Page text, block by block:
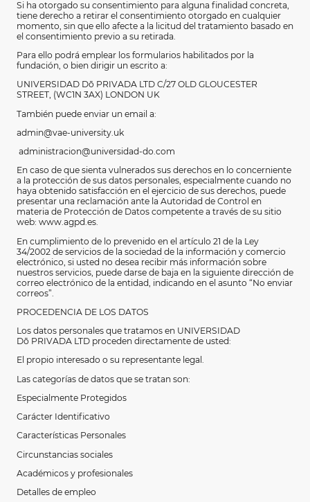
Si ha otorgado su consentimiento para alguna finalidad concreta,
tiene derecho a retirar el consentimiento otorgado en cualquier
momento, sin que ello afecte a la licitud del tratamiento basado en
el consentimiento previo a su retirada.
Para ello podrá emplear los formularios habilitados por la
fundación, o bien dirigir un escrito a:
UNIVERSIDAD Dō PRIVADA LTD C/27 OLD GLOUCESTER
STREET, (WC1N 3AX) LONDON UK
También puede enviar un email a:
admin@vae-university.uk
administracion@universidad-do.com
En caso de que sienta vulnerados sus derechos en lo concerniente
a la protección de sus datos personales, especialmente cuando no
haya obtenido satisfacción en el ejercicio de sus derechos, puede
presentar una reclamación ante la Autoridad de Control en
materia de Protección de Datos competente a través de su sitio
web: www.agpd.es.
En cumplimiento de lo prevenido en el artículo 21 de la Ley
34/2002 de servicios de la sociedad de la información y comercio
electrónico, si usted no desea recibir más información sobre
nuestros servicios, puede darse de baja en la siguiente dirección de
correo electrónico de la entidad, indicando en el asunto “No enviar
correos”.
PROCEDENCIA DE LOS DATOS
Los datos personales que tratamos en UNIVERSIDAD
Dō PRIVADA LTD proceden directamente de usted:
El propio interesado o su representante legal.
Las categorías de datos que se tratan son:
Especialmente Protegidos
Carácter Identificativo
Características Personales
Circunstancias sociales
Académicos y profesionales
Detalles de empleo